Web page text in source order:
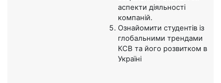
аспекти діяльності
компаній.
Ознайомити студентів із
глобальними трендами
КСВ та його розвитком в
Україні​